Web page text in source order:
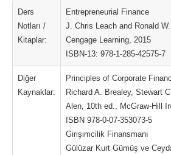
Ders
Notları /
Kitaplar:
Entrepreneurial Finance
J. Chris Leach and Ronald
Cengage Learning, 2015
ISBN-13: 978-1-285-42575-7
Diğer
Kaynaklar:
Principles of Corporate
Richard A. Brealey, Stewart
Alen, 10th ed., McGraw-Hill
ISBN 978-0-07-353073-5
Girişimcilik Finansmanı
Gülüzar Kurt Gümüş ve